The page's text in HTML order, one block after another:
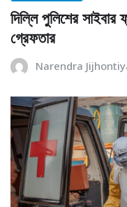
দিল্লি পুলিশের
গ্রেফতার
Narendra